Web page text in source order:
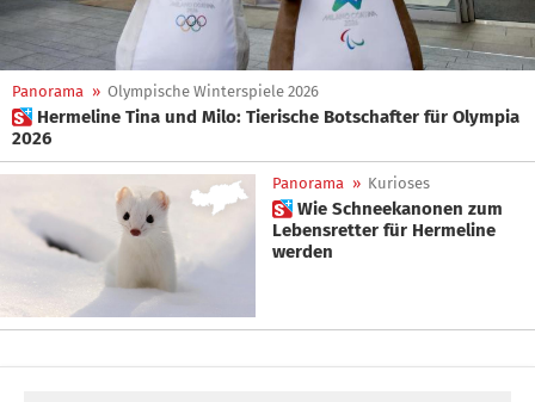
Panorama » Olympische Winterspiele 2026
 Hermeline Tina und Milo: Tierische Botschafter für Olympia
2026
Panorama » Kurioses
 Wie Schneekanonen zum
Lebensretter für Hermeline
werden